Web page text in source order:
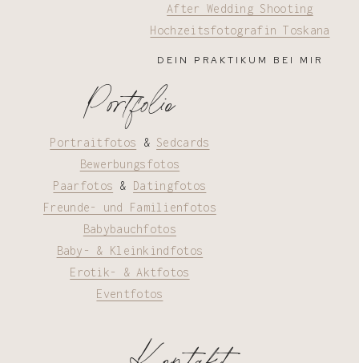
After Wedding Shooting
Hochzeitsfotografin Toskana
DEIN PRAKTIKUM BEI MIR
Portfolio
Portraitfotos & Sedcards
Bewerbungsfotos
Paarfotos & Datingfotos
Freunde- und Familienfotos
Babybauchfotos
Baby- & Kleinkindfotos
Erotik- & Aktfotos
Eventfotos